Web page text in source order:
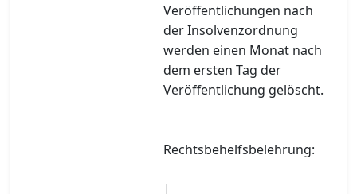
Veröffentlichungen nach
der Insolvenzordnung
werden einen Monat nach
dem ersten Tag der
Veröffentlichung gelöscht.
Rechtsbehelfsbelehrung:
|